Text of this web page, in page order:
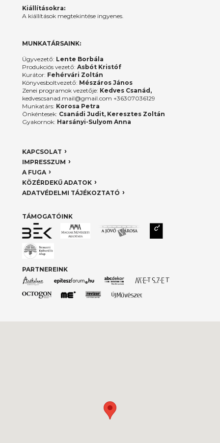
Kiállításokra:
A kiállítások megtekintése ingyenes.
MUNKATÁRSAINK:
Ügyvezető: Lente Borbála
Produkciós vezető: Asbót Kristóf
Kurátor: Fehérvári Zoltán
Könyvesboltvezető: Mészáros János
Zenei programok vezetője: Kedves Csanád,
kedvescsanad.mail@gmail.com +36307036129
Munkatárs: Korosa Petra
Önkéntesek: Csanádi Judit, Keresztes Zoltán
Gyakornok: Harsányi-Sulyom Anna
KAPCSOLAT
IMPRESSZUM
A FUGA
KÖZÉRDEKŰ ADATOK
ADATVÉDELMI TÁJÉKOZTATÓ
TÁMOGATÓINK
PARTNEREINK